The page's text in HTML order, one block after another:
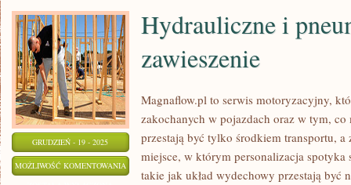
GRUDZIEŃ - 19 - 2025
MOŻLIWOŚĆ KOMENTOWANIA HYDRAULICZNE
Hydrauliczne i
zawieszenie
Magnaflow.pl to serwis motoryzacyjny,
zakochanych w pojazdach oraz w tym,
przestają być tylko środkiem transportu, a
miejsce, w którym personalizacja spotyka
takie jak układ wydechowy przestają być